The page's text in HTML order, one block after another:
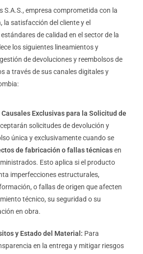
S.A.S., empresa comprometida con la
la satisfacción del cliente y el
de calidad en el sector de la
los siguientes lineamientos y
de devoluciones y reembolsos de
a través de sus canales digitales y
Causales Exclusivas para la Solicitud de
solicitudes de devolución y
única y exclusivamente cuando se
de fabricación o fallas técnicasen
Esto aplica si el producto
imperfecciones estructurales,
o fallas de origen que afecten
técnico, su seguridad o su
en obra.
y Estado del Material: Para
en la entrega y mitigar riesgos